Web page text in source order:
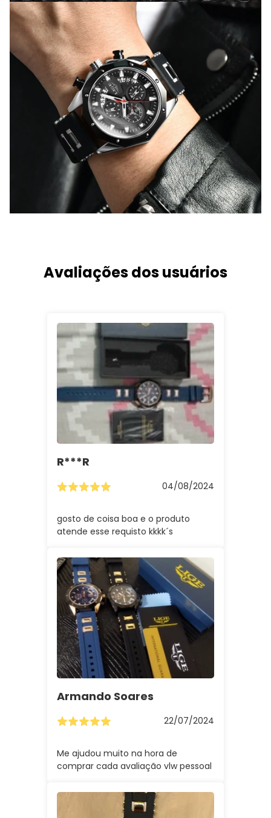
Avaliações dos usuários
R***R
04/08/2024
gosto de coisa boa e o produto
atende esse requisto kkkk´s
Armando Soares
22/07/2024
Me ajudou muito na hora de
comprar cada avaliação vlw pessoal